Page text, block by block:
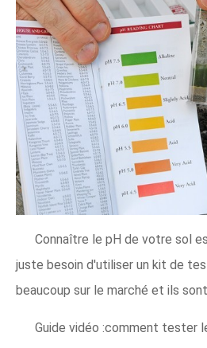
Connaître le pH de votre sol
juste besoin d'utiliser un kit de
beaucoup sur le marché et ils
Guide vidéo :comment tester